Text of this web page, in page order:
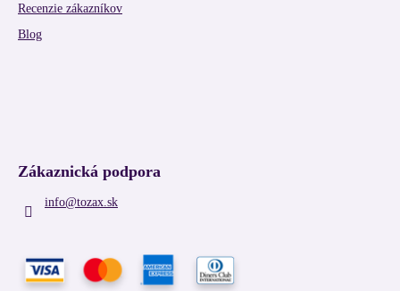
Recenzie zákazníkov
Blog
Zákaznická podpora
info@tozax.sk